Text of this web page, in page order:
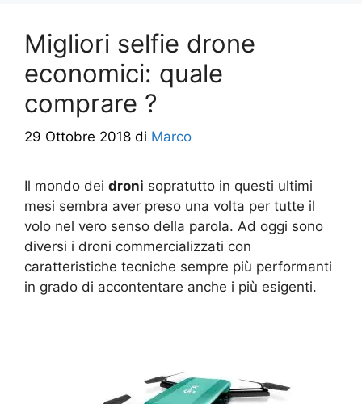
Migliori selfie drone
economici: quale
comprare ?
29 Ottobre 2018 di Marco
Il mondo dei droni sopratutto in questi ultimi
mesi sembra aver preso una volta per tutte il
volo nel vero senso della parola. Ad oggi sono
diversi i droni commercializzati con
caratteristiche tecniche sempre più performanti
in grado di accontentare anche i più esigenti.